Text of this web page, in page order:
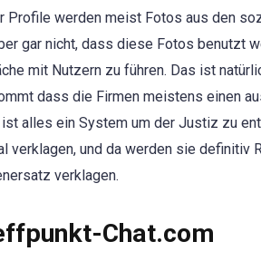
Profile werden meist Fotos aus den
gar nicht, dass diese Fotos benutzt
mit Nutzern zu führen. Das ist
dass die Firmen meistens einen
alles ein System um der Justiz zu
verklagen, und da werden sie definitiv
verklagen.
Chat.com